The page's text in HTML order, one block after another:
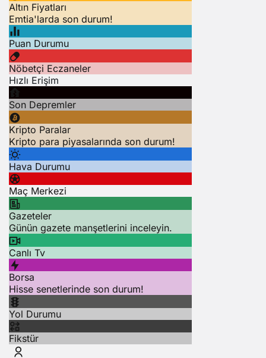
Altın Fiyatları
Emtia'larda son durum!
Puan Durumu
Nöbetçi Eczaneler
Hızlı Erişim
Son Depremler
Kripto Paralar
Kripto para piyasalarında son durum!
Hava Durumu
Maç Merkezi
Gazeteler
Günün gazete manşetlerini inceleyin.
Canlı Tv
Borsa
Hisse senetlerinde son durum!
Yol Durumu
Fikstür